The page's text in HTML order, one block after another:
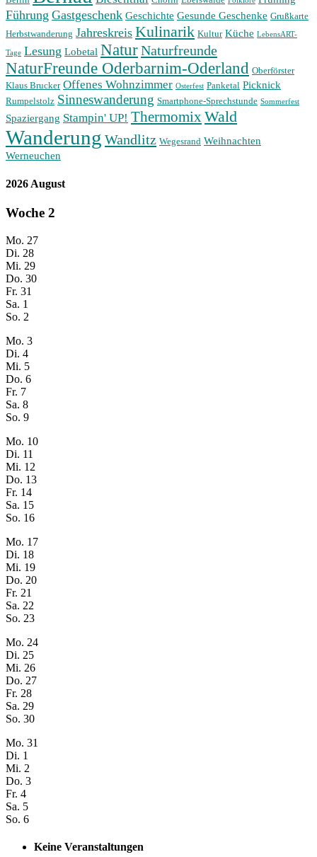
Führung Gastgeschenk Geschichte Gesunde Geschenke Grußkarte
Herbstwanderung Jahreskreis Kulinarik Kultur Küche LebensART-
Tage Lesung Lobetal NaturNaturfreunde
NaturFreunde Oderbarnim-Oderland Oberförster
Klaus Brucker Offenes Wohnzimmer Osterfest Panketal Picknick
Rumpelstolz Sinneswanderung Smartphone-Sprechstunde Sommerfest
Spaziergang Stampin' UP! ThermomixWald
Wanderung Wandlitz Wegesrand Weihnachten
Werneuchen
2026 August
Woche 2
Mo. 27
Di. 28
Mi. 29
Do. 30
Fr. 31
Sa. 1
So. 2
Mo. 3
Di. 4
Mi. 5
Do. 6
Fr. 7
Sa. 8
So. 9
Mo. 10
Di. 11
Mi. 12
Do. 13
Fr. 14
Sa. 15
So. 16
Mo. 17
Di. 18
Mi. 19
Do. 20
Fr. 21
Sa. 22
So. 23
Mo. 24
Di. 25
Mi. 26
Do. 27
Fr. 28
Sa. 29
So. 30
Mo. 31
Di. 1
Mi. 2
Do. 3
Fr. 4
Sa. 5
So. 6
Keine Veranstaltungen